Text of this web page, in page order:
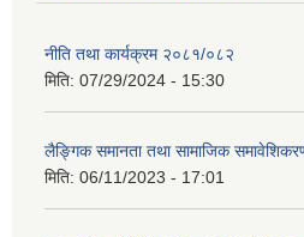
नीति तथा कार्यक्रम २०८१/०८२
मिति: 07/29/2024 - 15:30
लैङ्गिक समानता तथा सामाजिक
मिति: 06/11/2023 - 17:01